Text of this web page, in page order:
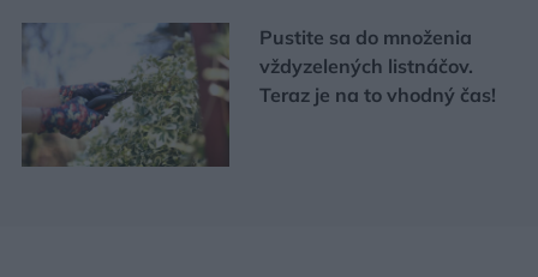
Pustite sa do množenia
vždyzelených listnáčov.
Teraz je na to vhodný čas!